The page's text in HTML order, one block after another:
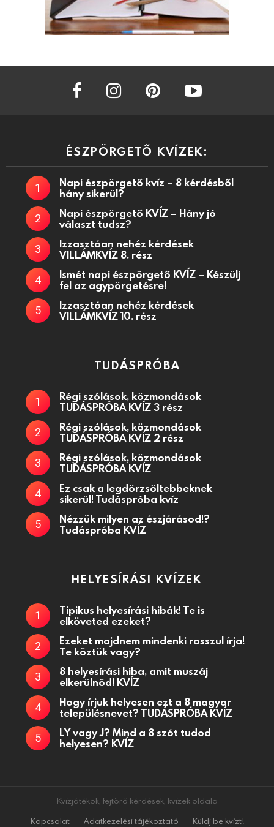
facebook instagram
ÉSZPÖRGETŐ KVÍZEK:
Napi észpörgető kvíz – 8 kérdésből
hány sikerül?
Napi észpörgető KVÍZ – Hány jó
választ tudsz?
Izzasztóan nehéz kérdések
VILLÁMKVÍZ 8. rész
Ismét napi észpörgető KVÍZ – Készülj
fel az agypörgetésre!
Izzasztóan nehéz kérdések
VILLÁMKVÍZ 10. rész
TUDÁSPRÓBA
Régi szólások, közmondások
TUDÁSPRÓBA KVÍZ 3 rész
Régi szólások, közmondások
TUDÁSPRÓBA KVÍZ 2 rész
Régi szólások, közmondások
TUDÁSPRÓBA KVÍZ
Ez csak a legdörzsöltebbeknek
sikerül! Tudáspróba kvíz
Nézzük milyen az észjárásod!?
Tudáspróba KVÍZ
HELYESÍRÁSI KVÍZEK
Tipikus helyesírási hibák! Te is
elköveted ezeket?
Ezeket majdnem mindenki rosszul írja!
Te köztük vagy?
8 helyesírási hiba, amit muszáj
elkerülnöd! KVÍZ
Hogy írjuk helyesen ezt a 8 magyar
településnevet? TUDÁSPRÓBA KVÍZ
LY vagy J? Mind a 8 szót tudod
helyesen? KVÍZ
Kvízjátékok, fejtörő kérdések, kvízek oldala
Kapcsolat
Adatkezelési tájékoztató
Küldj be kvízt!